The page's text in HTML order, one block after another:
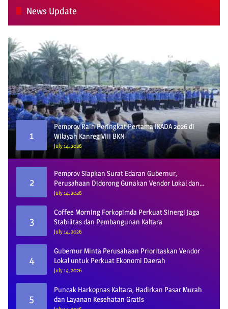
News Update
1
Pemprov Raih Peringkat Pertama IKADA 2026 di
Wilayah Kanreg VIII BKN
July 14, 2026
2
Pemprov Siapkan Surat Edaran Gubernur,
Perusahaan Didorong Gunakan Vendor Lokal dan
Pelat KU
July 14, 2026
3
Coffee Morning Forkopimda Perkuat Sinergi Jaga
Stabilitas dan Pembangunan Kaltara
July 14, 2026
4
Gubernur Minta Perusahaan Prioritaskan Vendor
Lokal untuk Perkuat Ekonomi Daerah
July 14, 2026
5
Puncak Harkopnas Kaltara, Hadirkan Pasar Murah
dan Layanan Kesehatan Gratis